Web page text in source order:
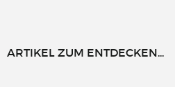
ARTIKEL ZUM ENTDECKEN...